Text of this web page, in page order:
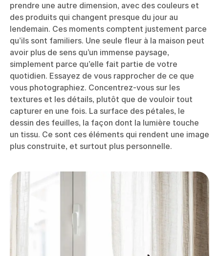
prendre une autre dimension, avec des couleurs et
des produits qui changent presque du jour au
lendemain. Ces moments comptent justement parce
qu’ils sont familiers. Une seule fleur à la maison peut
avoir plus de sens qu’un immense paysage,
simplement parce qu’elle fait partie de votre
quotidien. Essayez de vous rapprocher de ce que
vous photographiez. Concentrez-vous sur les
textures et les détails, plutôt que de vouloir tout
capturer en une fois. La surface des pétales, le
dessin des feuilles, la façon dont la lumière touche
un tissu. Ce sont ces éléments qui rendent une image
plus construite, et surtout plus personnelle.